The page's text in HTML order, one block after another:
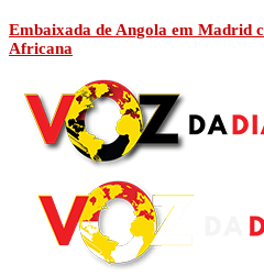
Embaixada de Angola em Madrid
Africana